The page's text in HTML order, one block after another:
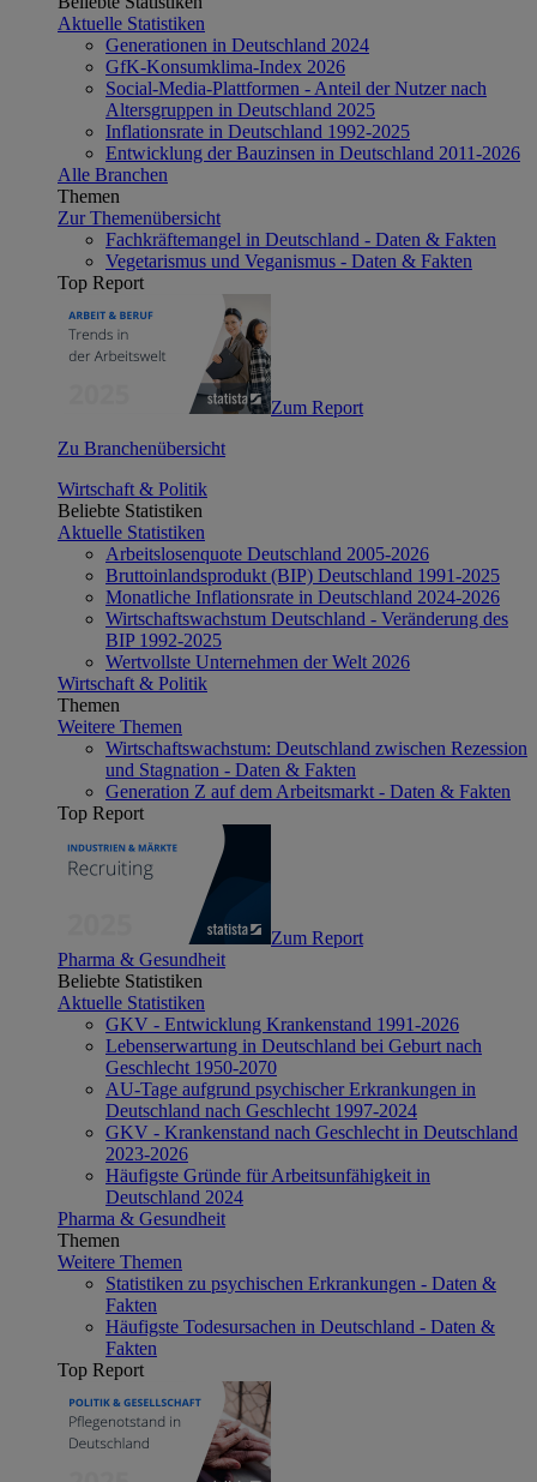
Aktuelle Statistiken
Generationen in Deutschland 2024
GfK-Konsumklima-Index 2026
Social-Media-Plattformen - Anteil der Nutzer nach
Altersgruppen in Deutschland 2025
Inflationsrate in Deutschland 1992-2025
Entwicklung der Bauzinsen in Deutschland 2011-2026
Alle Branchen
Themen
Zur Themenübersicht
Fachkräftemangel in Deutschland - Daten & Fakten
Vegetarismus und Veganismus - Daten & Fakten
Top Report
Zum Report
Zu Branchenübersicht
Wirtschaft & Politik
Beliebte Statistiken
Aktuelle Statistiken
Arbeitslosenquote Deutschland 2005-2026
Bruttoinlandsprodukt (BIP) Deutschland 1991-2025
Monatliche Inflationsrate in Deutschland 2024-2026
Wirtschaftswachstum Deutschland - Veränderung des
BIP 1992-2025
Wertvollste Unternehmen der Welt 2026
Wirtschaft & Politik
Themen
Weitere Themen
Wirtschaftswachstum: Deutschland zwischen Rezession
und Stagnation - Daten & Fakten
Generation Z auf dem Arbeitsmarkt - Daten & Fakten
Top Report
Zum Report
Pharma & Gesundheit
Beliebte Statistiken
Aktuelle Statistiken
GKV - Entwicklung Krankenstand 1991-2026
Lebenserwartung in Deutschland bei Geburt nach
Geschlecht 1950-2070
AU-Tage aufgrund psychischer Erkrankungen in
Deutschland nach Geschlecht 1997-2024
GKV - Krankenstand nach Geschlecht in Deutschland
2023-2026
Häufigste Gründe für Arbeitsunfähigkeit in
Deutschland 2024
Pharma & Gesundheit
Themen
Weitere Themen
Statistiken zu psychischen Erkrankungen - Daten &
Fakten
Häufigste Todesursachen in Deutschland - Daten &
Fakten
Top Report